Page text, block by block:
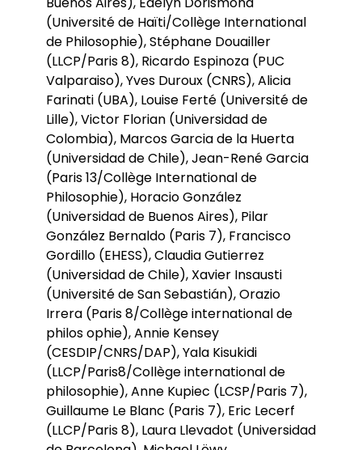
(Université de Haïti/Collège International
de Philosophie), Stéphane Douailler
(LLCP/Paris 8), Ricardo Espinoza (PUC
Valparaiso), Yves Duroux (CNRS), Alicia
Farinati (UBA), Louise Ferté (Université de
Lille), Victor Florian (Universidad de
Colombia), Marcos Garcia de la Huerta
(Universidad de Chile), Jean-René Garcia
(Paris 13/Collège International de
Philosophie), Horacio González
(Universidad de Buenos Aires), Pilar
González Bernaldo (Paris 7), Francisco
Gordillo (EHESS), Claudia Gutierrez
(Universidad de Chile), Xavier Insausti
(Université de San Sebastián), Orazio
Irrera (Paris 8/Collège international de
philos ophie), Annie Kensey
(CESDIP/CNRS/DAP), Yala Kisukidi
(LLCP/Paris8/Collège international de
philosophie), Anne Kupiec (LCSP/Paris 7),
Guillaume Le Blanc (Paris 7), Eric Lecerf
(LLCP/Paris 8), Laura Llevadot (Universidad